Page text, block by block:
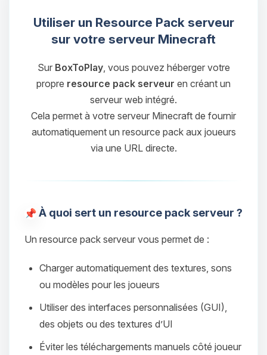
Utiliser un Resource Pack serveur
sur votre serveur Minecraft
Sur BoxToPlay, vous pouvez héberger votre
propre resource pack serveur en créant un
serveur web intégré.
Cela permet à votre serveur Minecraft de fournir
automatiquement un resource pack aux joueurs
via une URL directe.
À quoi sert un resource pack serveur ?
Un resource pack serveur vous permet de :
Charger automatiquement des textures, sons
ou modèles pour les joueurs
Utiliser des interfaces personnalisées (GUI),
des objets ou des textures d’UI
Éviter les téléchargements manuels côté joueur